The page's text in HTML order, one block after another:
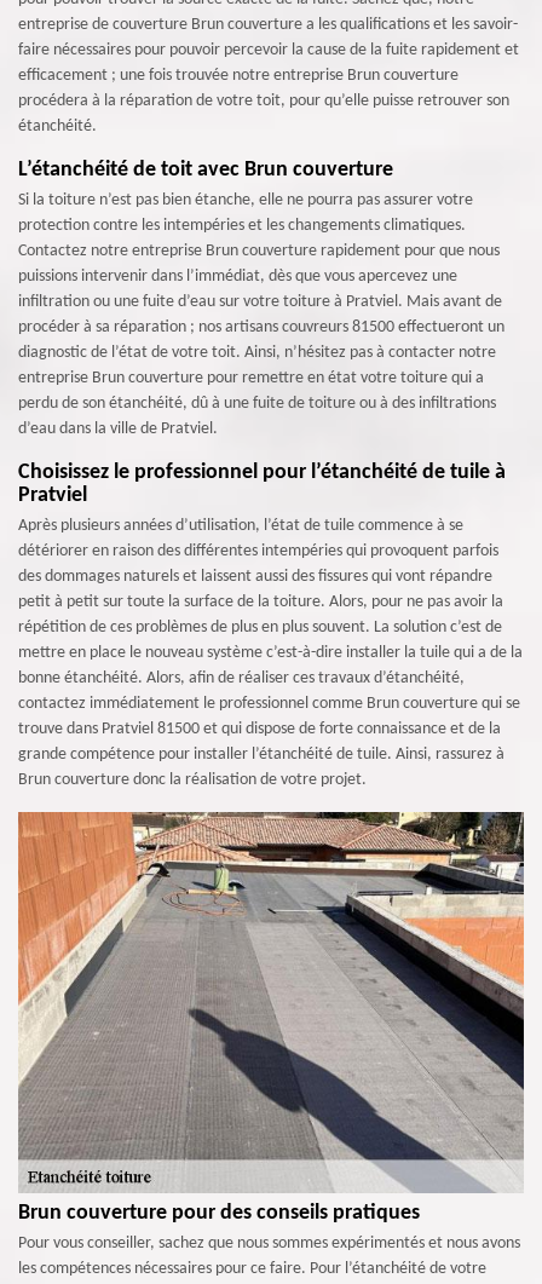
entreprise de couverture Brun couverture a les qualifications et les savoir-
faire nécessaires pour pouvoir percevoir la cause de la fuite rapidement et
efficacement ; une fois trouvée notre entreprise Brun couverture
procédera à la réparation de votre toit, pour qu’elle puisse retrouver son
étanchéité.
L’étanchéité de toit avec Brun couverture
Si la toiture n’est pas bien étanche, elle ne pourra pas assurer votre
protection contre les intempéries et les changements climatiques.
Contactez notre entreprise Brun couverture rapidement pour que nous
puissions intervenir dans l’immédiat, dès que vous apercevez une
infiltration ou une fuite d’eau sur votre toiture à Pratviel. Mais avant de
procéder à sa réparation ; nos artisans couvreurs 81500 effectueront un
diagnostic de l’état de votre toit. Ainsi, n’hésitez pas à contacter notre
entreprise Brun couverture pour remettre en état votre toiture qui a
perdu de son étanchéité, dû à une fuite de toiture ou à des infiltrations
d’eau dans la ville de Pratviel.
Choisissez le professionnel pour l’étanchéité de tuile à
Pratviel
Après plusieurs années d’utilisation, l’état de tuile commence à se
détériorer en raison des différentes intempéries qui provoquent parfois
des dommages naturels et laissent aussi des fissures qui vont répandre
petit à petit sur toute la surface de la toiture. Alors, pour ne pas avoir la
répétition de ces problèmes de plus en plus souvent. La solution c’est de
mettre en place le nouveau système c’est-à-dire installer la tuile qui a de la
bonne étanchéité. Alors, afin de réaliser ces travaux d’étanchéité,
contactez immédiatement le professionnel comme Brun couverture qui se
trouve dans Pratviel 81500 et qui dispose de forte connaissance et de la
grande compétence pour installer l’étanchéité de tuile. Ainsi, rassurez à
Brun couverture donc la réalisation de votre projet.
Brun couverture pour des conseils pratiques
Pour vous conseiller, sachez que nous sommes expérimentés et nous avons
les compétences nécessaires pour ce faire. Pour l’étanchéité de votre